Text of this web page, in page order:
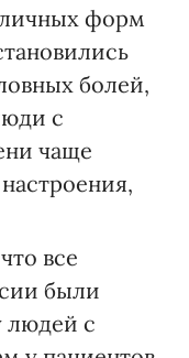
форм
болей,
с
чаще
все
были
людей с